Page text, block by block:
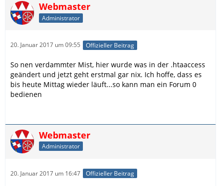
Webmaster
Administrator
20. Januar 2017 um 09:55 Offizieller Beitrag
So nen verdammter Mist, hier wurde was in der .htaaccess
geändert und jetzt geht erstmal gar nix. Ich hoffe, dass es
bis heute Mittag wieder läuft...so kann man ein Forum 0
bedienen
Webmaster
Administrator
20. Januar 2017 um 16:47 Offizieller Beitrag